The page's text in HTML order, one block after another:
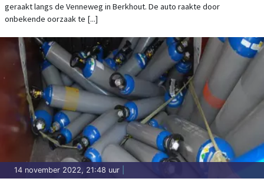
geraakt langs de Venneweg in Berkhout. De auto raakte door
onbekende oorzaak te [...]
14 november 2022, 21:48 uur